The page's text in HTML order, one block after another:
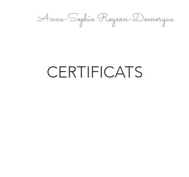
Anne-Sophie Rogeon-Domergue.
CERTIFICATS